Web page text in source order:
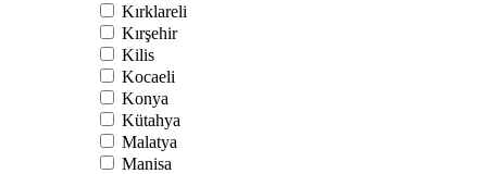
Kırklareli
Kırşehir
Kilis
Kocaeli
Konya
Kütahya
Malatya
Manisa